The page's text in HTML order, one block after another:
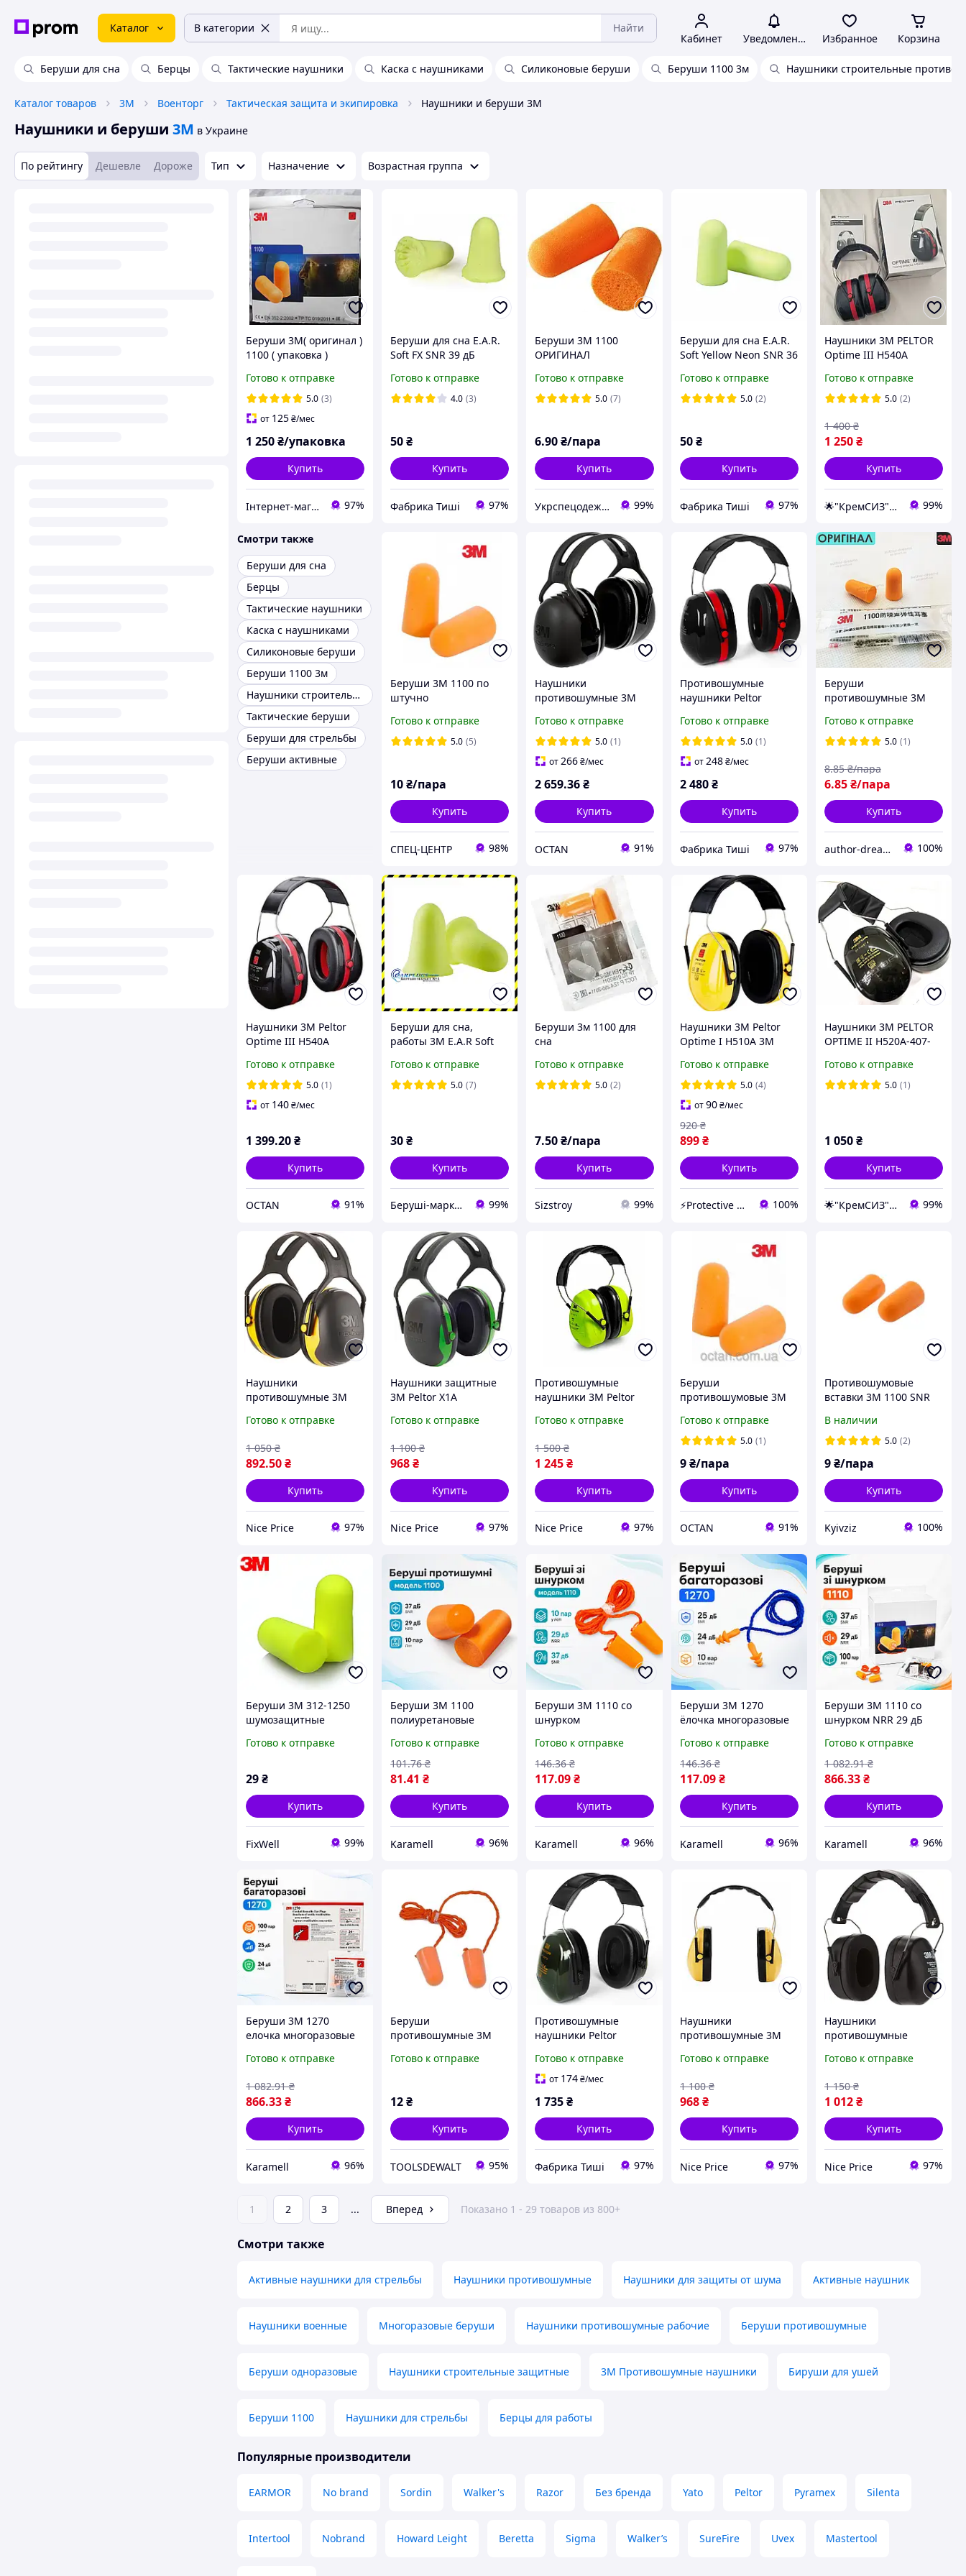
Каталог В категории Найти
Кабинет Уведомления Избранное Корзина
Беруши для сна Берцы Тактические наушники Каска с наушниками Силиконовые беруши Беруши 1100 3м Наушники строительные
Каталог товаров 3М Военторг Тактическая защита и экипировка Наушники и беруши 3М
Наушники и беруши 3М в Украине
По рейтингу Дешевле Дороже Тип Назначение Возрастная группа
Беруши 3М( оригинал )
1100 ( упаковка )
Готово к отправке
5.0 (3)
от 125₴/мес
1 250₴/упаковка
Купить
Інтернет-магазин "Закупка онлайн" 97%
Беруши для сна E.A.R.
Soft FX SNR 39 дБ
Готово к отправке
4.0 (3)
50₴
Купить
Фабрика Тиші 97%
Беруши 3М 1100
ОРИГИНАЛ
Готово к отправке
5.0 (7)
6.90₴/пара
Купить
Укрспецодежда 99%
Беруши для сна E.A.R.
Soft Yellow Neon SNR 36
Готово к отправке
5.0 (2)
50 ₴
Купить
Фабрика Тиші 97%
Наушники 3M PELTOR
Optime III H540A
Готово к отправке
5.0 (2)
1 250₴
1 400 ₴
Купить
🌟"КремСИЗ"Интернет-магазин 99%
Смотри также
Беруши для сна
Берцы
Тактические наушники
Каска с наушниками
Силиконовые беруши
Беруши 1100 3м
Наушники строительные противошумные
Тактические беруши
Беруши для стрельбы
Беруши активные
Беруши 3М 1100 по
штучно
Готово к отправке
5.0 (5)
10₴/пара
Купить
СПЕЦ-ЦЕНТР 98%
Наушники
противошумные 3M
(максимальное
шумоподавление)
Готово к отправке
5.0 (1)
от266₴/мес
2 659.36₴
Купить
OCTAN 91%
Противошумные
наушники Peltor
35 дБ
Готово к отправке
5.0 (1)
от248 ₴/мес
2 480 ₴
Купить
Фабрика Тиші 97%
Беруши
противошумные 3M
мягкие шумозащитные
беруши для сна работы
от шума 1 пара
Готово к отправке
5.0 (1)
6.85₴/пара
8.85 ₴/пара
Купить
author-dreams 100%
Наушники 3M Peltor
Optime III H540A
Готово к отправке
5.0 (1)
от 140₴/мес
1 399.20₴
Купить
OCTAN 91%
Беруши для сна,
работы 3M E.A.R Soft
Готово к отправке
5.0 (7)
30₴
Купить
Беруші-маркет №1 99%
Беруши 3м 1100 для
сна
Готово к отправке
5.0 (2)
7.50₴/пара
Купить
Sizstroy 99%
Наушники 3M Peltor
Optime I H510A 3М
Готово к отправке
5.0 (4)
от90 ₴/мес
899 ₴
920 ₴
Купить
⚡️Protective Market⚡️- НАЛИЧНЫЙ И БЕЗНАЛИЧНЫЙ РАСЧЕТ , НДС 100%
Наушники 3М PELTOR
OPTIME II H520A-407-
Готово к отправке
5.0 (1)
1 050₴
Купить
🌟"КремСИЗ"Интернет-магазин 99%
Наушники
противошумные 3M
черно-желтые защита
Готово к отправке
892.50₴
1 050 ₴
Купить
Nice Price 97%
Наушники защитные
3M Peltor X1A
черно-зеленые с
оголовьем Уценка!
Готово к отправке
968₴
1 100 ₴
Купить
Nice Price 97%
Противошумные
наушники 3M Peltor
защитные для работы
неоново-желтые
УЦЕНКА!
Готово к отправке
1 245₴
1 500 ₴
Купить
Nice Price 97%
Беруши
противошумовые 3М
Готово к отправке
5.0 (1)
9 ₴/пара
Купить
OCTAN 91%
Противошумовые
вставки 3М 1100 SNR
В наличии
5.0 (2)
9₴/пара
Купить
Kyivziz 100%
Беруши 3M 312-1250
шумозащитные
Готово к отправке
29₴
Купить
FixWell 99%
Беруши 3M 1100
полиуретановые
NRR 29 дБ мягкие
гипоаллергенные для
сна путешествий и
работы строительство
10
Готово к отправке
81.41 ₴
101.76 ₴
Купить
Karamell 96%
Беруши 3M 1110 со
шнурком
конические для
защиты от шума
производство
строительство сон
поездки NRR 29 дБ SNR
37 дБ
Готово к отправке
117.09₴
146.36 ₴
Купить
Karamell 96%
Беруши 3M 1270
ёлочка многоразовые
SNR 25 дБ NRR 24 дБ 10
пар индивидуальная
упаковка для сна
работы поездок
Готово к отправке
117.09 ₴
146.36 ₴
Купить
Karamell 96%
Беруши 3M 1110 со
шнурком NRR 29 дБ
конические
индивидуальная
упаковка набор 100
пар для производства
Готово к отправке
866.33₴
1 082.91 ₴
Купить
Karamell 96%
Беруши 3M 1270
елочка многоразовые
SNR 25 дБ NRR 24 дБ
производства сна
путешествий
Готово к отправке
866.33₴
1 082.91 ₴
Купить
Karamell 96%
Беруши
противошумные 3М
Готово к отправке
12₴
Купить
TOOLSDEWALT 95%
Противошумные
наушники Peltor
дБ
Готово к отправке
от 174₴/мес
1 735₴
Купить
Фабрика Тиші 97%
Наушники
противошумные 3M
желтые защита слуха
Готово к отправке
968 ₴
1 100 ₴
Купить
Nice Price 97%
Наушники
противошумные
черные защита слуха
Готово к отправке
1 012₴
1 150 ₴
Купить
Nice Price 97%
1 2 3 ... Вперед Показано 1 - 29 товаров из 800+
Смотри также
Активные наушники для стрельбы Наушники противошумные Наушники для защиты от шума Активные наушник
Наушники военные Многоразовые беруши Наушники противошумные рабочие Беруши противошумные
Беруши одноразовые Наушники строительные защитные 3M Противошумные наушники Бируши для ушей
Беруши 1100 Наушники для стрельбы Берцы для работы
Популярные производители
EARMOR No brand Sordin Walker's Razor Без бренда Yato Peltor Pyramex Silenta
Intertool Nobrand Howard Leight Beretta Sigma Walker’s SureFire Uvex Mastertool